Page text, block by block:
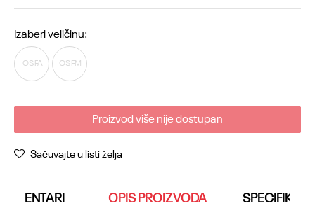
Izaberi veličinu:
OSFA OSFM
Proizvod više nije dostupan
Sačuvajte u listi želja
OPIS PROIZVODA